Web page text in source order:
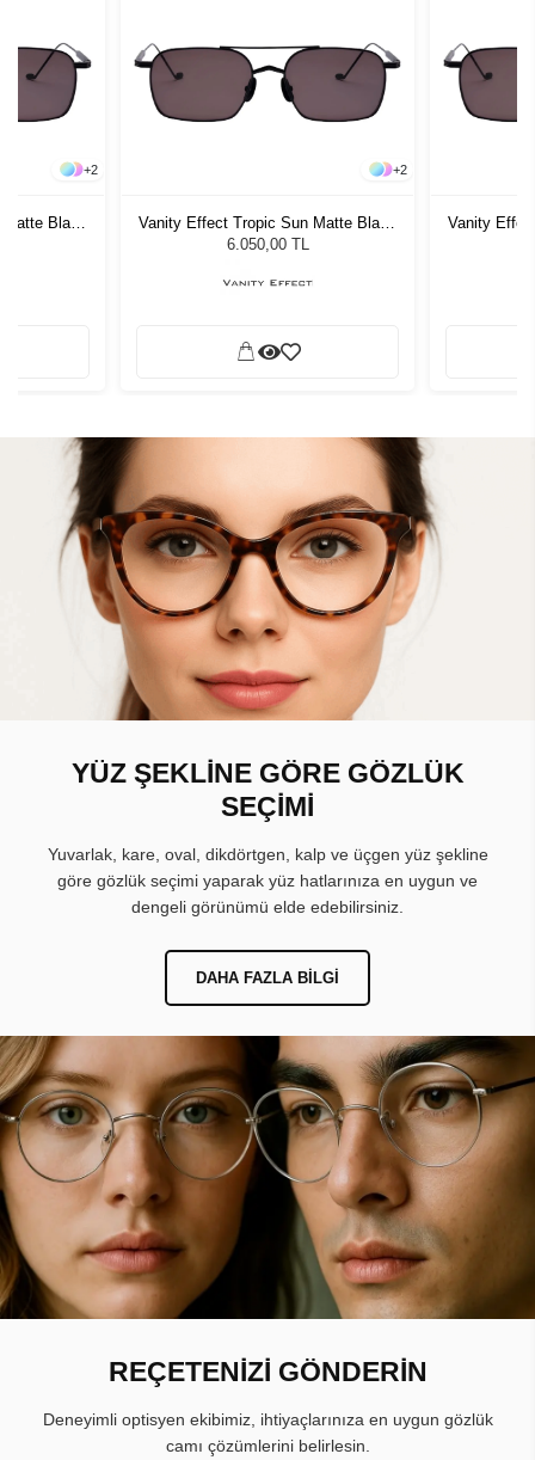
+2
Black
+2
Vanity Effect Tropic Sun Matte Black
Erkek Güneş Gözlüğü
6.050,00 TL
Vanity
YÜZ ŞEKLİNE GÖRE GÖZLÜK
SEÇİMİ
Yuvarlak, kare, oval, dikdörtgen, kalp ve üçgen yüz şekline
göre gözlük seçimi yaparak yüz hatlarınıza en uygun ve
dengeli görünümü elde edebilirsiniz.
DAHA FAZLA BILGI
REÇETENİZİ GÖNDERİN
Deneyimli optisyen ekibimiz, ihtiyaçlarınıza en uygun gözlük
camı çözümlerini belirlesin.